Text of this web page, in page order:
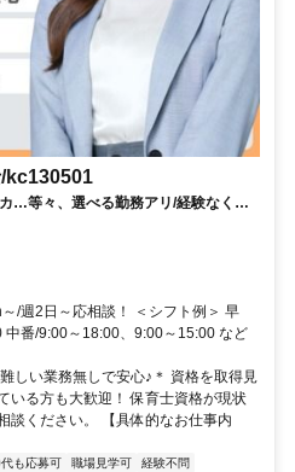
kc130501
…等々、選べる勤務アリ/経験なくて
/週2日～応相談！ ＜シフト例＞ 早
番/9:00～18:00、9:00～15:00 など
しい業務無しで安心♪＊ 資格を取得見
いる方も大歓迎！ 保育士資格が現状
談ください。 【具体的なお仕事内
も応募可 職場見学可
経験不問